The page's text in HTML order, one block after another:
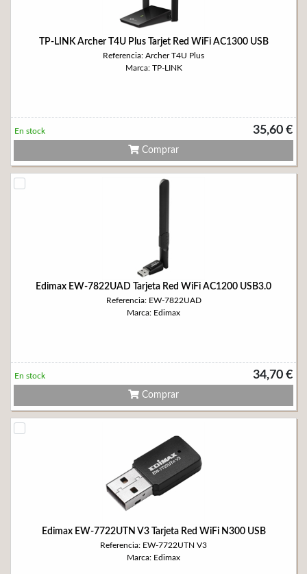
TP-LINK Archer T4U Plus Tarjet Red WiFi AC1300 USB
Referencia: Archer T4U Plus
Marca: TP-LINK
35,60 €
En stock
Comprar
Edimax EW-7822UAD Tarjeta Red WiFi AC1200 USB3.0
Referencia: EW-7822UAD
Marca: Edimax
34,70 €
En stock
Comprar
Edimax EW-7722UTN V3 Tarjeta Red WiFi N300 USB
Referencia: EW-7722UTN V3
Marca: Edimax